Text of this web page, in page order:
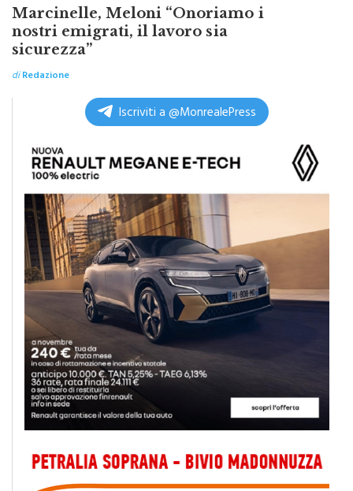
nostri emigrati, il lavoro sia
sicurezza”
diRedazione
Iscriviti a @MonrealePress